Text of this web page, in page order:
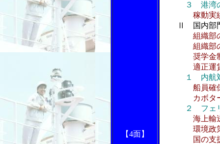
【4面】
３ 港湾
稼動実
Ⅱ 国内部
組織部
組織部の
奨学金制
適正運賃
１ 内航
船員確
カボター
２ フェ
海上輸
環境政策
国の支援